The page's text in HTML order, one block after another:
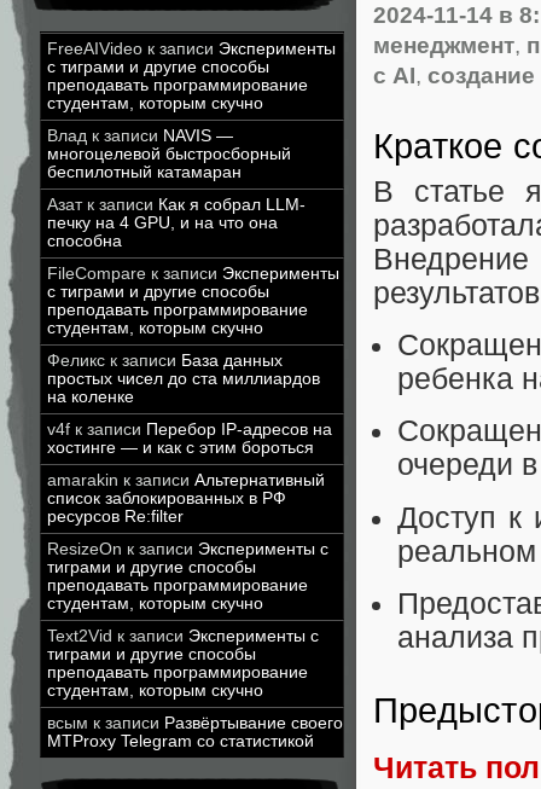
FreeAIVideo к записи Эксперименты
с тиграми и другие способы
преподавать программирование
студентам, которым скучно
Влад к записи NAVIS —
многоцелевой быстросборный
беспилотный катамаран
Азатк записи Как я собрал LLM-
печку на 4 GPU, и на что она
способна
FileCompare к записи Эксперименты
с тиграми и другие способы
преподавать программирование
студентам, которым скучно
Феликс к записи База данных
простых чисел до ста миллиардов
на коленке
v4f к записи Перебор IP-адресов на
хостинге — и как с этим бороться
amarakin к записи Альтернативный
список заблокированных в РФ
ресурсов Re:filter
ResizeOn к записи Эксперименты с
тиграми и другие способы
преподавать программирование
студентам, которым скучно
Text2Vid к записи Эксперименты с
тиграми и другие способы
преподавать программирование
студентам, которым скучно
всым к записи Развёртывание своего
MTProxy Telegram со статистикой
2024-11-14 в
менеджмент,
с AI,
Краткое
В статье
ребенка
очереди
Доступ к
анализа
Читать